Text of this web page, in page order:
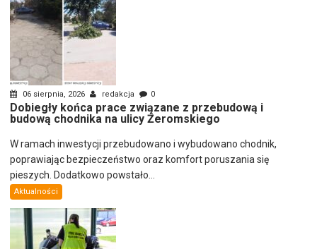
06 sierpnia, 2026 redakcja 0
Dobiegły końca prace związane z przebudową i
budową chodnika na ulicy Żeromskiego
W ramach inwestycji przebudowano i wybudowano chodnik,
poprawiając bezpieczeństwo oraz komfort poruszania się
pieszych. Dodatkowo powstało...
Aktualności